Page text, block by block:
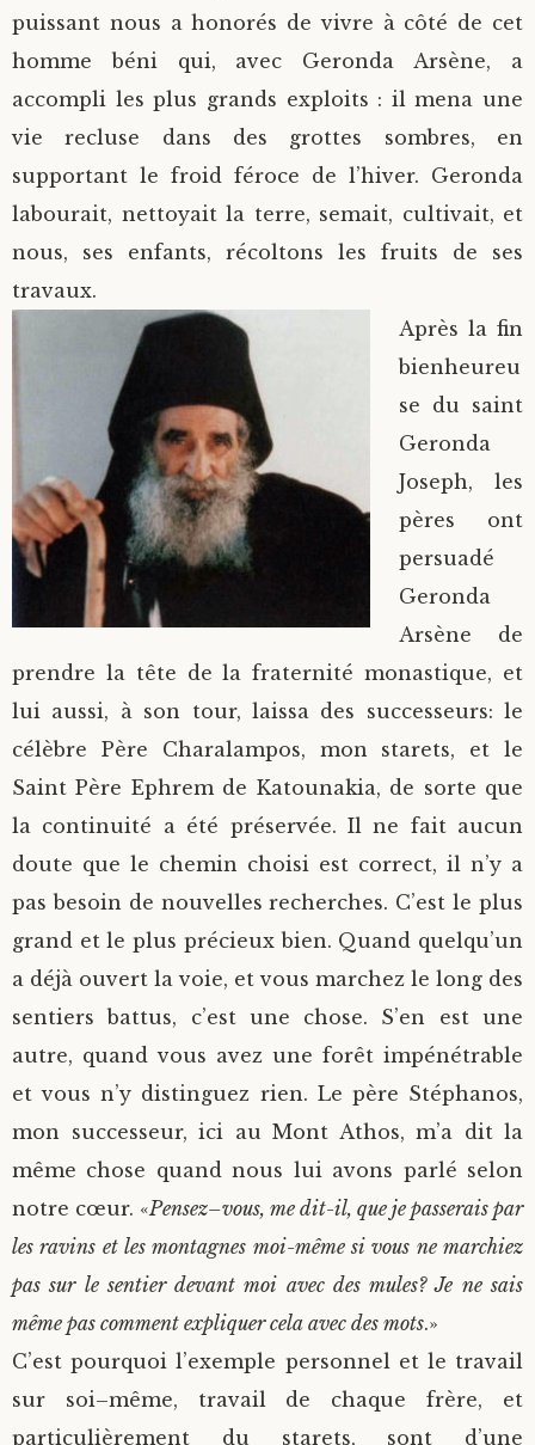
puissant nous a honorés de vivre à côté de cet
homme béni qui, avec Geronda Arsène, a
accompli les plus grands exploits : il mena une
vie recluse dans des grottes sombres, en
supportant le froid féroce de l’hiver. Geronda
labourait, nettoyait la terre, semait, cultivait, et
nous, ses enfants, récoltons les fruits de ses
travaux.
Après la fin
bienheureu
se du saint
Geronda
Joseph, les
pères ont
persuadé
Geronda
Arsène de
prendre la tête de la fraternité monastique, et
lui aussi, à son tour, laissa des successeurs: le
célèbre Père Charalampos, mon starets, et le
Saint Père Ephrem de Katounakia, de sorte que
la continuité a été préservée. Il ne fait aucun
doute que le chemin choisi est correct, il n’y a
pas besoin de nouvelles recherches. C’est le plus
grand et le plus précieux bien. Quand quelqu’un
a déjà ouvert la voie, et vous marchez le long des
sentiers battus, c’est une chose. S’en est une
autre, quand vous avez une forêt impénétrable
et vous n’y distinguez rien. Le père Stéphanos,
mon successeur, ici au Mont Athos, m’a dit la
même chose quand nous lui avons parlé selon
notre cœur. «Pensez–vous, me dit-il, que je passerais par
les ravins et les montagnes moi-même si vous ne marchiez
pas sur le sentier devant moi avec des mules? Je ne sais
même pas comment expliquer cela avec des mots.»
C’est pourquoi l’exemple personnel et le travail
sur soi–même, travail de chaque frère, et
particulièrement du starets, sont d’une